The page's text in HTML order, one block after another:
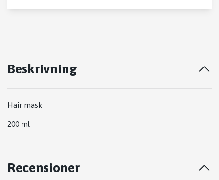
Beskrivning
Hair mask
200 ml
Recensioner